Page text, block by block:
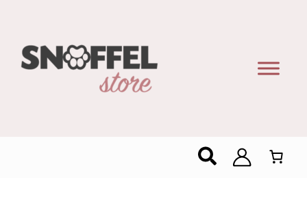
Zoeken